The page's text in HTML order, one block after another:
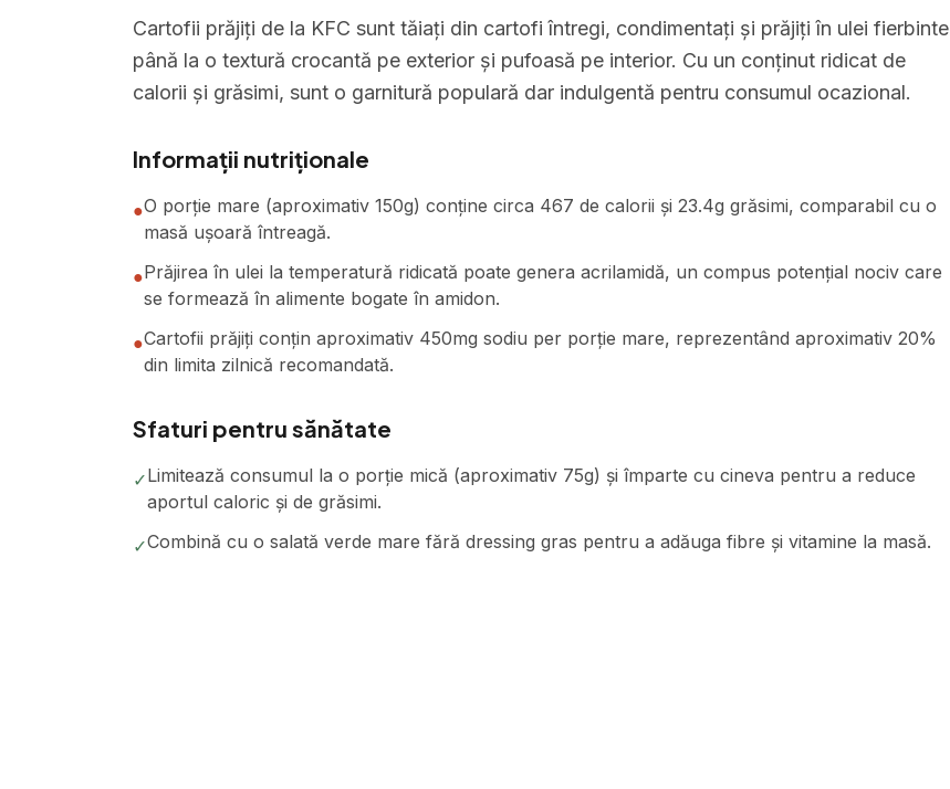
Cartofii prăjiți de la KFC sunt tăiați din cartofi întregi, condimentați și prăjiți în ulei fierbinte
până la o textură crocantă pe exterior și pufoasă pe interior. Cu un conținut ridicat de
calorii și grăsimi, sunt o garnitură populară dar indulgentă pentru consumul ocazional.
Informații nutriționale
●O porție mare (aproximativ 150g) conține circa 467 de calorii și 23.4g grăsimi, comparabil cu o
masă ușoară întreagă.
●Prăjirea în ulei la temperatură ridicată poate genera acrilamidă, un compus potențial nociv care
se formează în alimente bogate în amidon.
●Cartofii prăjiți conțin aproximativ 450mg sodiu per porție mare, reprezentând aproximativ 20%
din limita zilnică recomandată.
Sfaturi pentru sănătate
✓Limitează consumul la o porție mică (aproximativ 75g) și împarte cu cineva pentru a reduce
aportul caloric și de grăsimi.
✓Combină cu o salată verde mare fără dressing gras pentru a adăuga fibre și vitamine la masă.